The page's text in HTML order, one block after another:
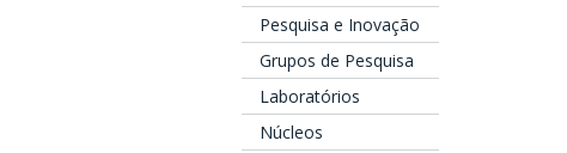
Pesquisa e Inovação
Grupos de Pesquisa
Laboratórios
Núcleos